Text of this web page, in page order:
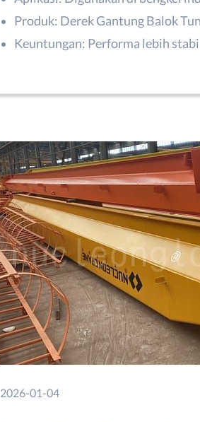
Produk: Derek Gantung Balok
Keuntungan: Performa lebih
2026-01-04